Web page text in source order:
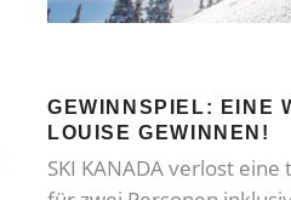
GEWINNSPIEL: EINE
LOUISE GEWINNEN!
SKI KANADA verlost